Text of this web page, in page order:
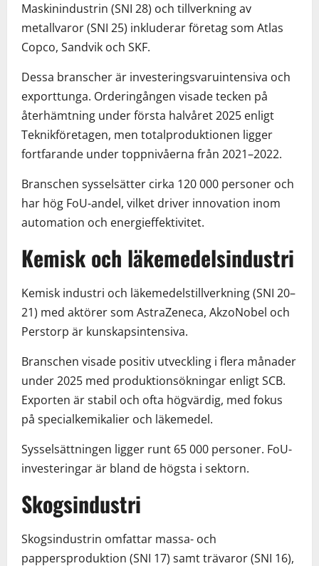
Maskinindustrin (SNI 28) och tillverkning av
metallvaror (SNI 25) inkluderar företag som Atlas
Copco, Sandvik och SKF.
Dessa branscher är investeringsvaruintensiva och
exporttunga. Orderingången visade tecken på
återhämtning under första halvåret 2025 enligt
Teknikföretagen, men totalproduktionen ligger
fortfarande under toppnivåerna från 2021–2022.
Branschen sysselsätter cirka 120 000 personer och
har hög FoU-andel, vilket driver innovation inom
automation och energieffektivitet.
Kemisk och läkemedelsindustri
Kemisk industri och läkemedelstillverkning (SNI 20–
21) med aktörer som AstraZeneca, AkzoNobel och
Perstorp är kunskapsintensiva.
Branschen visade positiv utveckling i flera månader
under 2025 med produktionsökningar enligt SCB.
Exporten är stabil och ofta högvärdig, med fokus
på specialkemikalier och läkemedel.
Sysselsättningen ligger runt 65 000 personer. FoU-
investeringar är bland de högsta i sektorn.
Skogsindustri
Skogsindustrin omfattar massa- och
pappersproduktion (SNI 17) samt trävaror (SNI 16),